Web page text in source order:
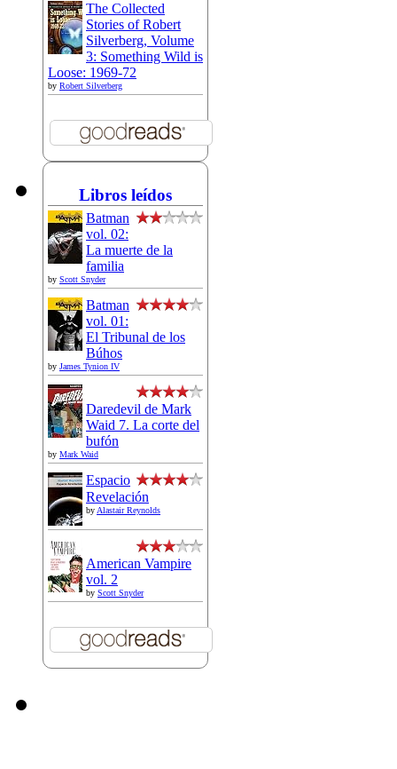
The Collected
Stories of Robert
Silverberg, Volume
3: Something Wild is
Loose: 1969-72
by Robert Silverberg
Libros leídos
Batman
vol. 02:
La muerte de la
familia
by Scott Snyder
Batman
vol. 01:
El Tribunal de los
Búhos
by James Tynion IV
Daredevil de Mark
Waid 7. La corte del
bufón
by Mark Waid
Espacio
Revelación
byAlastair Reynolds
American Vampire
vol. 2
by Scott Snyder